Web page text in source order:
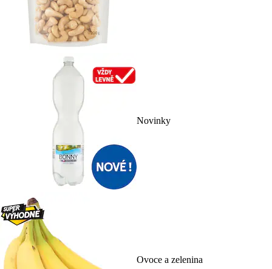
Novinky
Ovoce a zelenina